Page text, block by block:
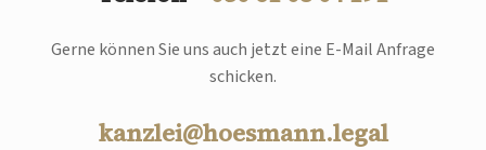
Gerne können Sie uns auch jetzt eine E-Mail Anfrage
schicken.
kanzlei@hoesmann.legal